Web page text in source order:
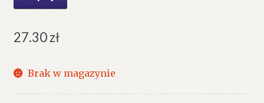
27.30zł
Brak w magazynie